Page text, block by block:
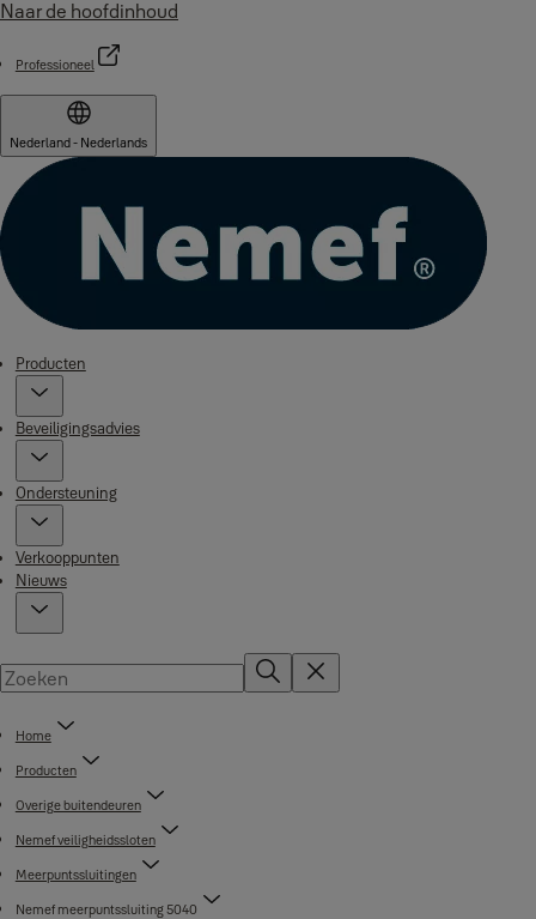
Naar de hoofdinhoud
Professioneel
Nederland - Nederlands
Producten
Beveiligingsadvies
Ondersteuning
Verkooppunten
Nieuws
Home
Producten
Overige buitendeuren
Nemef veiligheidssloten
Meerpuntssluitingen
Nemef meerpuntssluiting 5040